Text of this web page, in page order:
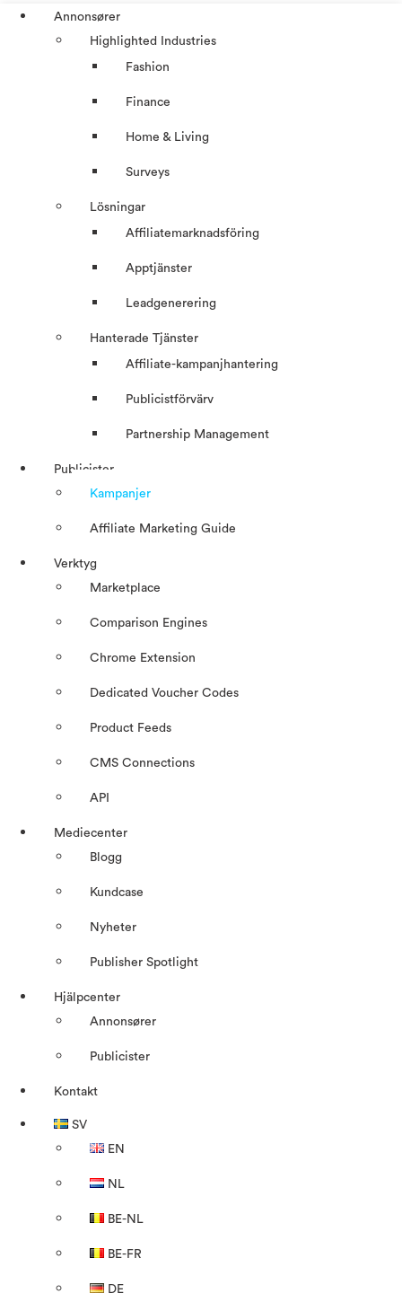
Annonsører
Highlighted Industries
Fashion
Finance
Home & Living
Surveys
Lösningar
Affiliatemarknadsföring
Apptjänster
Leadgenerering
Hanterade Tjänster
Affiliate-kampanjhantering
Publicistförvärv
Partnership Management
Publicister
Kampanjer
Affiliate Marketing Guide
Verktyg
Marketplace
Comparison Engines
Chrome Extension
Dedicated Voucher Codes
Product Feeds
CMS Connections
API
Mediecenter
Blogg
Kundcase
Nyheter
Publisher Spotlight
Hjälpcenter
Annonsører
Publicister
Kontakt
SV
EN
NL
BE-NL
BE-FR
DE